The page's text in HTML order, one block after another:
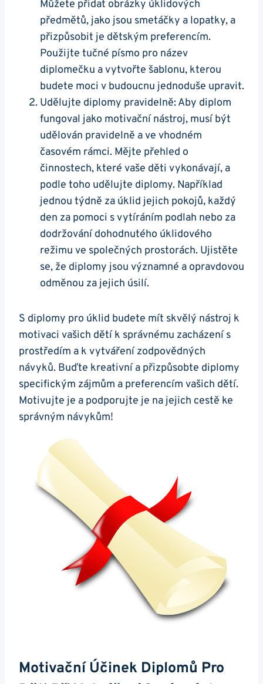
Můžete přidat obrázky úklidových
předmětů, jako jsou smetáčky a lopatky, a
přizpůsobit je dětským preferencím.
Použijte tučné písmo pro název
diplomečku a vytvořte šablonu, kterou
budete moci v budoucnu jednoduše upravit.
Udělujte diplomy pravidelně: Aby diplom
fungoval jako motivační nástroj, musí být
udělován pravidelně a ve vhodném
časovém rámci. Mějte přehled o
činnostech, které vaše děti vykonávají, a
podle toho udělujte diplomy. Například
jednou týdně za úklid jejich pokojů, každý
den za pomoci s vytíráním podlah nebo za
dodržování dohodnutého úklidového
režimu ve společných prostorách. Ujistěte
se, že diplomy jsou významné a opravdovou
odměnou za jejich úsilí.
S diplomy pro úklid budete mít skvělý nástroj k
motivaci vašich dětí k správnému zacházení s
prostředím a k vytváření zodpovědných
návyků. Buďte kreativní a přizpůsobte diplomy
specifickým zájmům a preferencím vašich dětí.
Motivujte je a podporujte je na jejich cestě ke
správným návykům!
Motivační Účinek Diplomů Pro